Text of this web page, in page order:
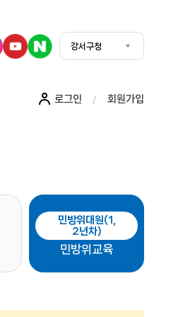
강서구청
로그인 / 회원가입
민방위대원(1,
2년차)
민방위교육